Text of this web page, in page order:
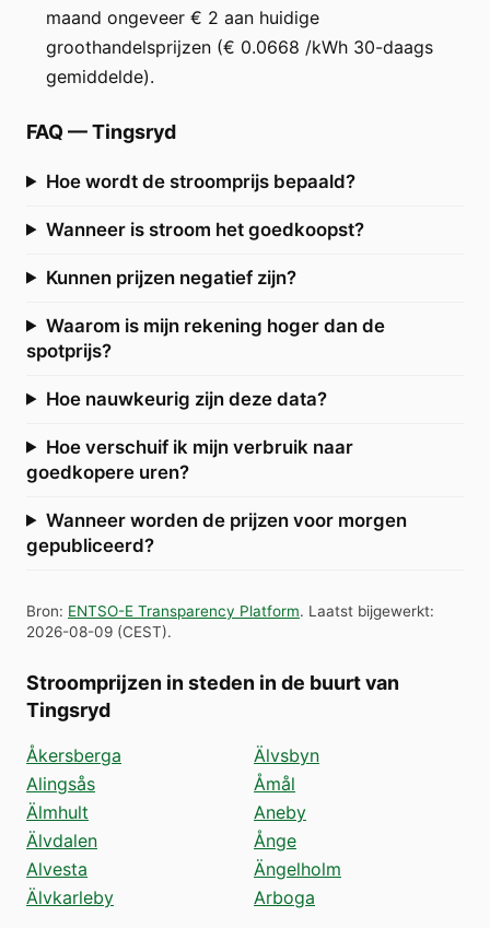
maand ongeveer € 2 aan huidige
groothandelsprijzen (€ 0.0668 /kWh 30-daags
gemiddelde).
FAQ —Tingsryd
Hoe wordt de stroomprijs bepaald?
Wanneer is stroom het goedkoopst?
Kunnen prijzen negatief zijn?
Waarom is mijn rekening hoger dan de
spotprijs?
Hoe nauwkeurig zijn deze data?
Hoe verschuif ik mijn verbruik naar
goedkopere uren?
Wanneer worden de prijzen voor morgen
gepubliceerd?
Bron: ENTSO-E Transparency Platform. Laatst bijgewerkt:
2026-08-09 (CEST).
Stroomprijzen in steden in de buurt van
Tingsryd
Åkersberga
Alingsås
Älmhult
Älvdalen
Alvesta
Älvkarleby
Älvsbyn
Åmål
Aneby
Ånge
Ängelholm
Arboga